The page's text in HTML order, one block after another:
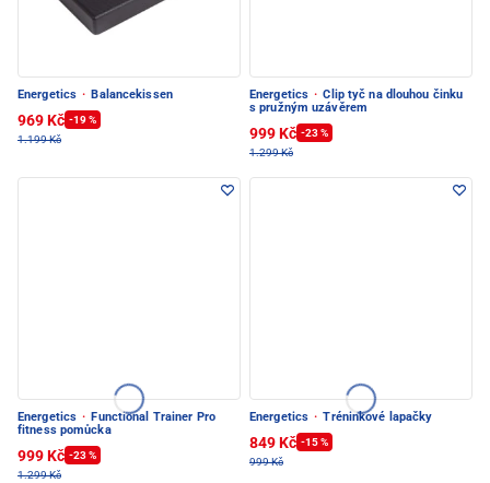
Energetics · Balancekissen
969 Kč -19 %
1.199 Kč
Energetics · Clip tyč na dlouhou činku
s pružným uzávěrem
999 Kč -23 %
1.299 Kč
Energetics · Functional Trainer Pro
fitness pomůcka
999 Kč -23 %
1.299 Kč
Energetics · Tréninkové lapačky
849 Kč -15 %
999 Kč